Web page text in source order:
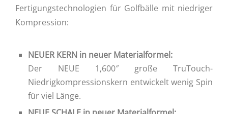
Fertigungstechnologien für Golfbälle mit niedriger
Kompression:
NEUER KERN in neuer Materialformel:
Der NEUE 1,600″ große TruTouch-
Niedrigkompressionskern entwickelt wenig Spin
für viel Länge.